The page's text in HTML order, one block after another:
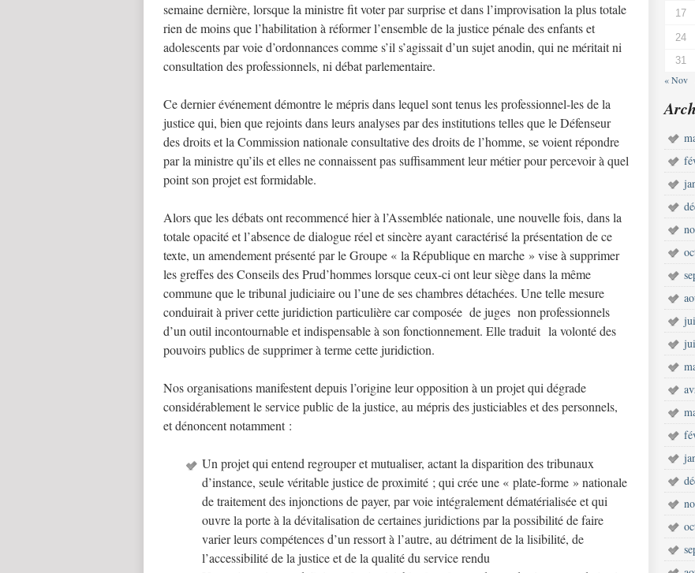
semaine dernière, lorsque la ministre fit voter par surprise et dans l’improvisation la plus totale
rien de moins que l’habilitation à réformer l’ensemble de la justice pénale des enfants et
adolescents par voie d’ordonnances comme s’il s’agissait d’un sujet anodin, qui ne méritait ni
consultation des professionnels, ni débat parlementaire.
Ce dernier événement démontre le mépris dans lequel sont tenus les professionnel-les de la
justice qui, bien que rejoints dans leurs analyses par des institutions telles que le Défenseur
des droits et la Commission nationale consultative des droits de l’homme, se voient répondre
par la ministre qu’ils et elles ne connaissent pas suffisamment leur métier pour percevoir à quel
point son projet est formidable.
Alors que les débats ont recommencé hier à l’Assemblée nationale, une nouvelle fois, dans la
totale opacité et l’absence de dialogue réel et sincère ayant caractérisé la présentation de ce
texte, un amendement présenté par le Groupe « la République en marche » vise à supprimer
les greffes des Conseils des Prud’hommes lorsque ceux-ci ont leur siège dans la même
commune que le tribunal judiciaire ou l’une de ses chambres détachées. Une telle mesure
conduirait à priver cette juridiction particulière car composée de juges non professionnels
d’un outil incontournable et indispensable à son fonctionnement. Elle traduit la volonté des
pouvoirs publics de supprimer à terme cette juridiction.
Nos organisations manifestent depuis l’origine leur opposition à un projet qui dégrade
considérablement le service public de la justice, au mépris des justiciables et des personnels,
et dénoncent notamment :
Un projet qui entend regrouper et mutualiser, actant la disparition des tribunaux
d’instance, seule véritable justice de proximité ; qui crée une « plate-forme » nationale
de traitement des injonctions de payer, par voie intégralement dématérialisée et qui
ouvre la porte à la dévitalisation de certaines juridictions par la possibilité de faire
varier leurs compétences d’un ressort à l’autre, au détriment de la lisibilité, de
l’accessibilité de la justice et de la qualité du service rendu
17
24
31
« Nov